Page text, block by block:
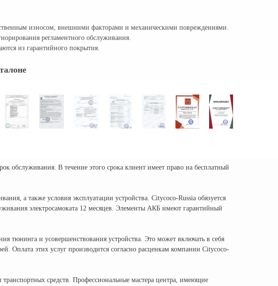
износом, внешними факторами и механическими повреждениями.
регламентного обслуживания.
из гарантийного покрытия.
обслуживания. В течение этого срока клиент имеет право на бесплатный
а также условия эксплуатации устройства. Citycoco-Russia обязуется
электросамоката 12 месяцев. Элементы АКБ имеют гарантийный
тюнинга и усовершенствования устройства. Это может включать в себя
Оплата этих услуг производится согласно расценкам компании Citycoco-
транспортных средств. Профессиональные мастера центра, имеющие